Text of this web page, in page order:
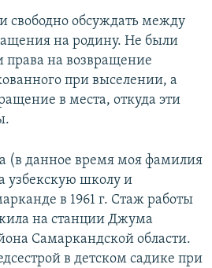
свободно обсуждать между
на родину. Не были
права на возвращение
при выселении, а
в места, откуда эти
(в данное время моя фамилия
узбекскую школу и
в 1961 г. Стаж работы
на станции Джума
Самаркандской области.
в детском садике при